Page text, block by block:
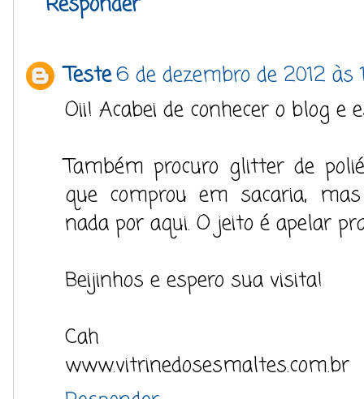
Teste6 de dezembro de 2012 às
Oii! Acabei de conhecer o blog e
Também procuro glitter de
que comprou em sacaria,
nada por aqui. O jeito é apelar
Beijinhos e espero sua visita!
Cah
www.vitrinedosesmaltes.com.br